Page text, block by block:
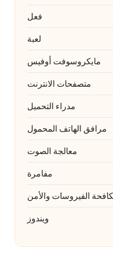
فعل
لعبة
مايكروسوفت أوفيس
متصفحات الانترنت
مدراء التحميل
مرافق الهاتف المحمول
معالجة الصوت
مفامرة
الفيروسات والأمن
ويندوز